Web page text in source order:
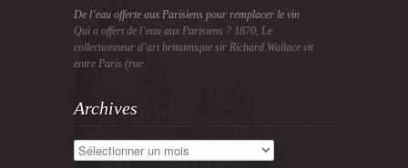
De l’eau offerte aux Parisiens pour remplacer le vin
Qui a offert de l’eau aux Parisiens ? 1870, Le
collectionneur d’art britannique sir Richard Wallace vit
entre Paris (rue
Archives
Archives